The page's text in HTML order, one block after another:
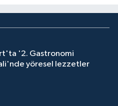
'2. Gastronomi
yöresel lezzetler